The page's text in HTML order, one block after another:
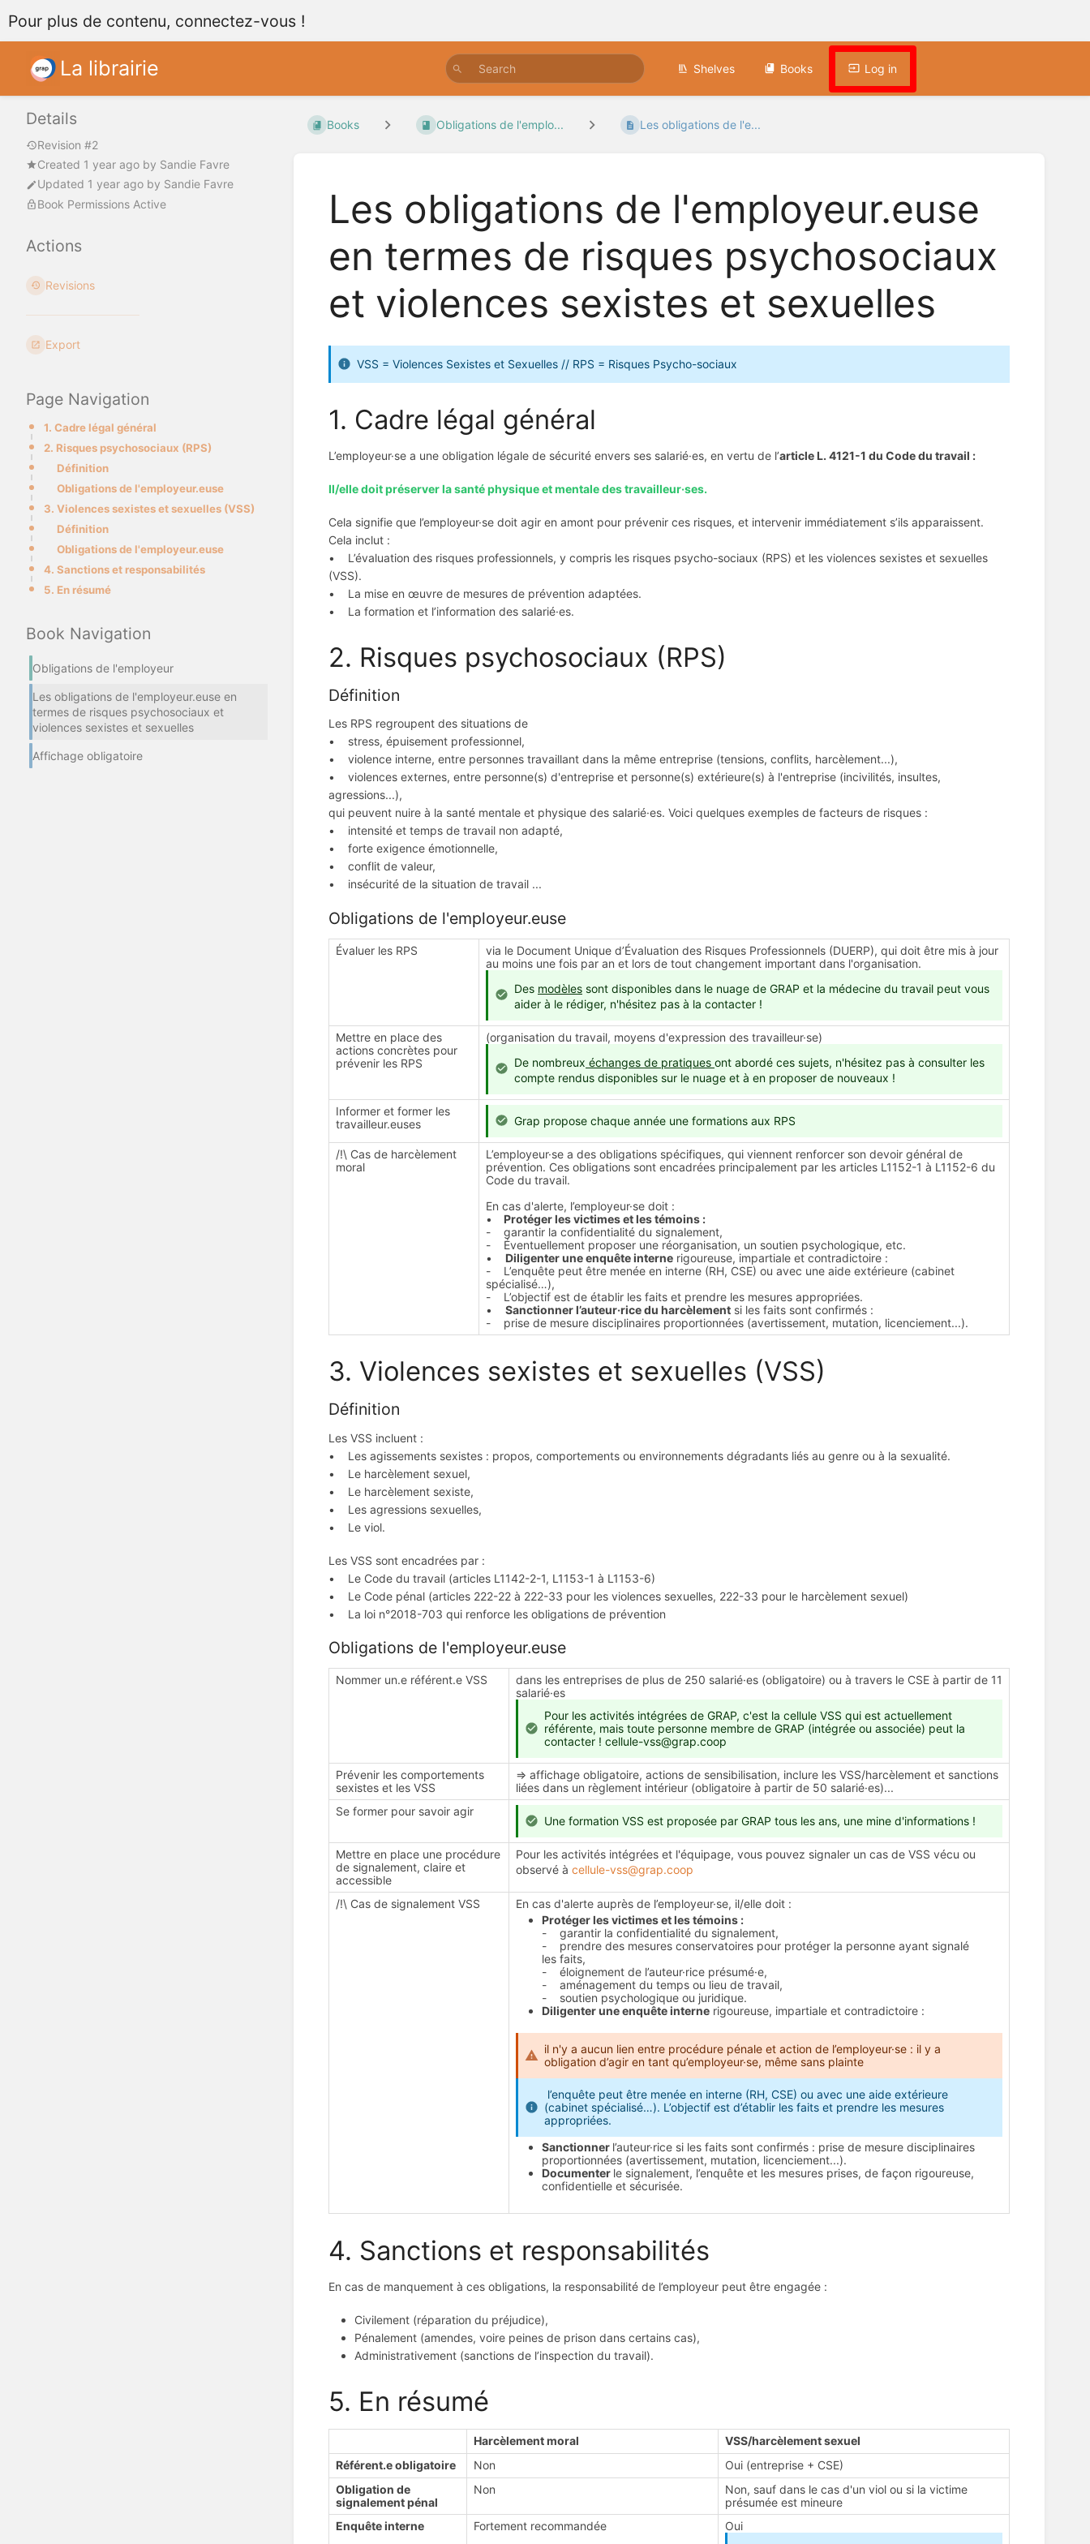
Pour plus de contenu, connectez-vous !
La librairie Shelves Books Log in
Details
Revision #2
Created 1 year ago by Sandie Favre
Updated 1 year ago by Sandie Favre
Book Permissions Active
Actions
Revisions
Export
Page Navigation
1. Cadre légal général
2. Risques psychosociaux (RPS)
Définition
Obligations de l'employeur.euse
3. Violences sexistes et sexuelles (VSS)
Définition
Obligations de l'employeur.euse
4. Sanctions et responsabilités
5. En résumé
Book Navigation
Obligations de l'employeur
Les obligations de l'employeur.euse en
termes de risques psychosociaux et
violences sexistes et sexuelles
Affichage obligatoire
Books Obligations de l'emplo... Les obligations de l'e...
Les obligations de l'employeur.euse
en termes de risques psychosociaux
et violences sexistes et sexuelles
VSS = Violences Sexistes et Sexuelles // RPS = Risques Psycho-sociaux
1. Cadre légal général
L’employeur·se a une obligation légale de sécurité envers ses salarié·es, en vertu de l’article L. 4121-1 du Code du travail :
Il/elle doit préserver la santé physique et mentale des travailleur·ses.
Cela signifie que l’employeur·se doit agir en amont pour prévenir ces risques, et intervenir immédiatement s’ils apparaissent.
Cela inclut :
• L’évaluation des risques professionnels, y compris les risques psycho-sociaux (RPS) et les violences sexistes et sexuelles
(VSS).
• La mise en œuvre de mesures de prévention adaptées.
• La formation et l’information des salarié·es.
2. Risques psychosociaux (RPS)
Définition
Les RPS regroupent des situations de
• stress, épuisement professionnel,
• violence interne, entre personnes travaillant dans la même entreprise (tensions, conflits, harcèlement...),
• violences externes, entre personne(s) d'entreprise et personne(s) extérieure(s) à l'entreprise (incivilités, insultes,
agressions...),
qui peuvent nuire à la santé mentale et physique des salarié·es. Voici quelques exemples de facteurs de risques :
• intensité et temps de travail non adapté,
• forte exigence émotionnelle,
• conflit de valeur,
• insécurité de la situation de travail ...
Obligations de l'employeur.euse
Évaluer les RPS
via le Document Unique d’Évaluation des Risques Professionnels (DUERP), qui doit être mis à jour
au moins une fois par an et lors de tout changement important dans l'organisation.
Des modèles sont disponibles dans le nuage de GRAP et la médecine du travail peut vous
aider à le rédiger, n'hésitez pas à la contacter !
Mettre en place des
actions concrètes pour
prévenir les RPS
(organisation du travail, moyens d'expression des travailleur·se)
De nombreux échanges de pratiques ont abordé ces sujets, n'hésitez pas à consulter les
compte rendus disponibles sur le nuage et à en proposer de nouveaux !
Informer et former les
travailleur.euses
Grap propose chaque année une formations aux RPS
/!\ Cas de harcèlement
moral
L’employeur·se a des obligations spécifiques, qui viennent renforcer son devoir général de
prévention. Ces obligations sont encadrées principalement par les articles L1152-1 à L1152-6 du
Code du travail.
En cas d'alerte, l’employeur·se doit :
•
Protéger les victimes et les témoins :
- garantir la confidentialité du signalement,
- Éventuellement proposer une réorganisation, un soutien psychologique, etc.
• Diligenter une enquête interne rigoureuse, impartiale et contradictoire :
- L’enquête peut être menée en interne (RH, CSE) ou avec une aide extérieure (cabinet
spécialisé…),
- L’objectif est de établir les faits et prendre les mesures appropriées.
• Sanctionner l’auteur·rice du harcèlement si les faits sont confirmés :
- prise de mesure disciplinaires proportionnées (avertissement, mutation, licenciement...).
3. Violences sexistes et sexuelles (VSS)
Définition
Les VSS incluent :
• Les agissements sexistes : propos, comportements ou environnements dégradants liés au genre ou à la sexualité.
• Le harcèlement sexuel,
• Le harcèlement sexiste,
• Les agressions sexuelles,
• Le viol.
Les VSS sont encadrées par :
• Le Code du travail (articles L1142-2-1, L1153-1 à L1153-6)
• Le Code pénal (articles 222-22 à 222-33 pour les violences sexuelles, 222-33 pour le harcèlement sexuel)
• La loi n°2018-703 qui renforce les obligations de prévention
Obligations de l'employeur.euse
Nommer un.e référent.e VSS
dans les entreprises de plus de 250 salarié·es (obligatoire) ou à travers le CSE à partir de 11
salarié·es
Pour les activités intégrées de GRAP, c'est la cellule VSS qui est actuellement
référente, mais toute personne membre de GRAP (intégrée ou associée) peut la
contacter ! cellule-vss@grap.coop
Prévenir les comportements
sexistes et les VSS
=> affichage obligatoire, actions de sensibilisation, inclure les VSS/harcèlement et sanctions
liées dans un règlement intérieur (obligatoire à partir de 50 salarié·es)...
Se former pour savoir agir
Une formation VSS est proposée par GRAP tous les ans, une mine d'informations !
Mettre en place une procédure
de signalement, claire et
accessible
Pour les activités intégrées et l'équipage, vous pouvez signaler un cas de VSS vécu ou
observé à cellule-vss@grap.coop
/!\ Cas de signalement VSS
En cas d'alerte auprès de l’employeur·se, il/elle doit :
Protéger les victimes et les témoins :
- garantir la confidentialité du signalement,
- prendre des mesures conservatoires pour protéger la personne ayant signalé
les faits,
- éloignement de l’auteur·rice présumé·e,
- aménagement du temps ou lieu de travail,
- soutien psychologique ou juridique.
Diligenter une enquête interne rigoureuse, impartiale et contradictoire :
il n'y a aucun lien entre procédure pénale et action de l’employeur·se : il y a
obligation d’agir en tant qu’employeur·se, même sans plainte
l’enquête peut être menée en interne (RH, CSE) ou avec une aide extérieure
(cabinet spécialisé…). L’objectif est d’établir les faits et prendre les mesures
appropriées.
Sanctionner l’auteur·rice si les faits sont confirmés : prise de mesure disciplinaires
proportionnées (avertissement, mutation, licenciement...).
Documenter le signalement, l’enquête et les mesures prises, de façon rigoureuse,
confidentielle et sécurisée.
4. Sanctions et responsabilités
En cas de manquement à ces obligations, la responsabilité de l’employeur peut être engagée :
Civilement (réparation du préjudice),
Pénalement (amendes, voire peines de prison dans certains cas),
Administrativement (sanctions de l’inspection du travail).
5. En résumé
Harcèlement moral
VSS/harcèlement sexuel
Référent.e obligatoire
Non
Oui (entreprise + CSE)
Obligation de
signalement pénal
Non
Non, sauf dans le cas d'un viol ou si la victime
présumée est mineure
Enquête interne
Fortement recommandée
Oui